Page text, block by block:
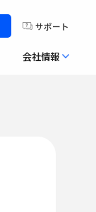
サポート
会社情報